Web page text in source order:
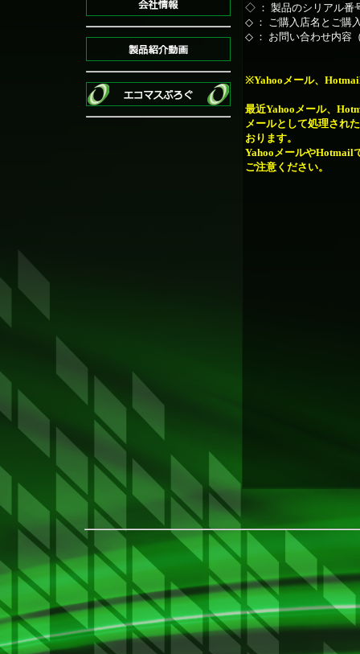
◇ ： 製品のシリアル番
◇ ： ご購入店名とご購
◇ ： お問い合わせ内容
※Yahooメール、
最近Yahooメール、
メールとして処理され
おります。
YahooメールやHotmail
ご注意ください。